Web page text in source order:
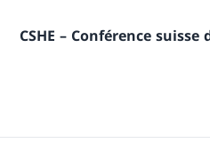
CSHE – Conférence